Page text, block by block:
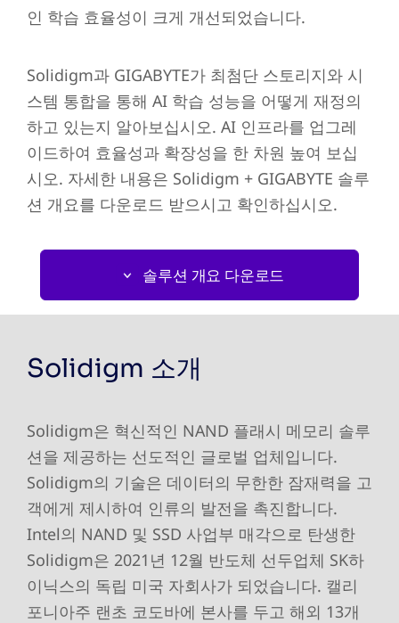
인 학습 효율성이 크게 개선되었습니다.
Solidigm과 GIGABYTE가 최첨단 스토리지와 시
스템 통합을 통해 AI 학습 성능을 어떻게 재정의
하고 있는지 알아보십시오. AI 인프라를 업그레
이드하여 효율성과 확장성을 한 차원 높여 보십
시오. 자세한 내용은 Solidigm + GIGABYTE 솔루
션 개요를 다운로드 받으시고 확인하십시오.
솔루션 개요 다운로드
Solidigm 소개
Solidigm은 혁신적인 NAND 플래시 메모리 솔루
션을 제공하는 선도적인 글로벌 업체입니다.
Solidigm의 기술은 데이터의 무한한 잠재력을 고
객에게 제시하여 인류의 발전을 촉진합니다.
Intel의 NAND 및 SSD 사업부 매각으로 탄생한
Solidigm은 2021년 12월 반도체 선두업체 SK하
이닉스의 독립 미국 자회사가 되었습니다. 캘리
포니아주 랜초 코도바에 본사를 두고 해외 13개